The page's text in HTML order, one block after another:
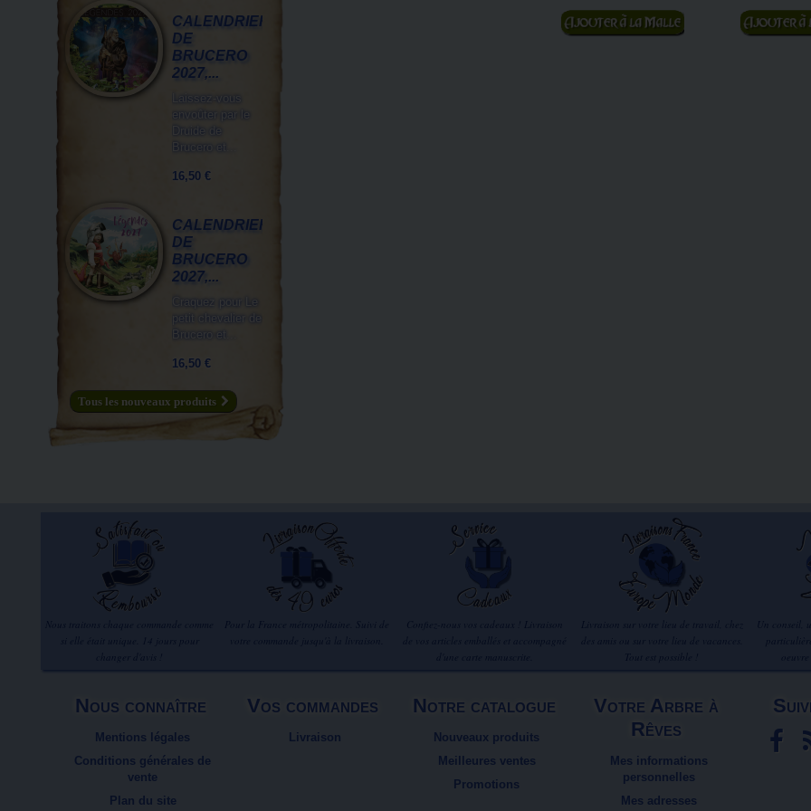
Ajouter au panier Ajouter
CALENDRIER
DE
BRUCERO
2027,...
Laissez-vous
envoûter par le
Druide de
Brucero et...
16,50 €
CALENDRIER
DE
BRUCERO
2027,...
Craquez pour Le
petit chevalier de
Brucero et...
16,50 €
Tous les nouveaux produits
Nous connaître
Mentions légales
Conditions générales de
vente
Plan du site
Vos commandes
Livraison
Notre catalogue
Nouveaux produits
Meilleures ventes
Promotions
Votre Arbre à
Rêves
Mes informations
personnelles
Mes adresses